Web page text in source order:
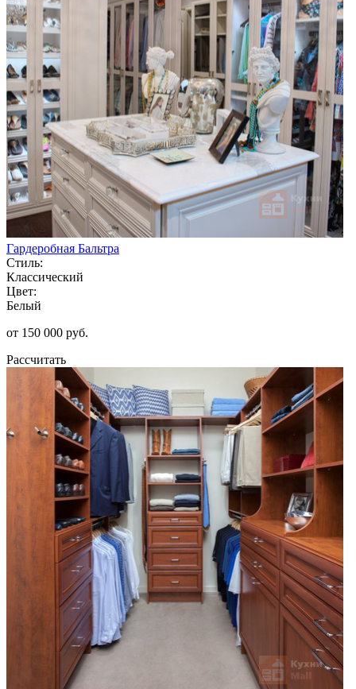
Гардеробная Бальтра
Стиль:
Классический
Цвет:
Белый
от 150 000 руб.
Рассчитать